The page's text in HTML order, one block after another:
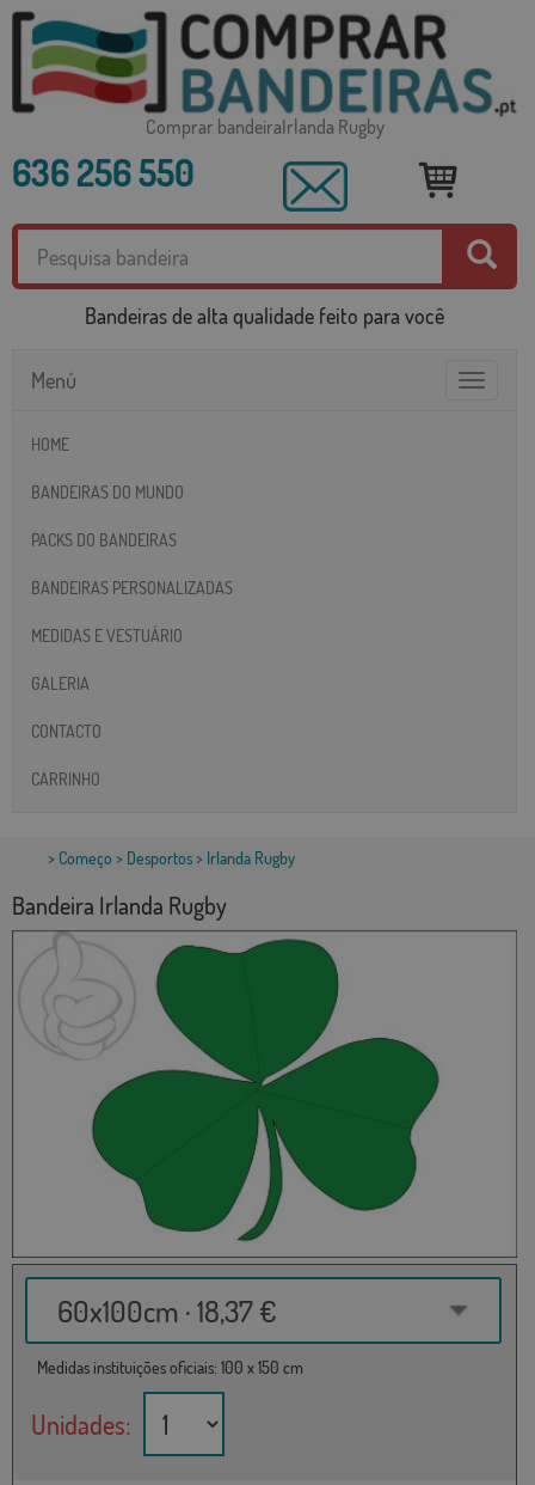
Comprar bandeiraIrlanda Rugby
636 256 550
Bandeiras de alta qualidade feito para você
Toggle
Menú
HOME
BANDEIRAS DO MUNDO
PACKS DO BANDEIRAS
BANDEIRAS PERSONALIZADAS
MEDIDAS E VESTUÁRIO
GALERIA
CONTACTO
CARRINHO
> Começo > Desportos> Irlanda Rugby
Bandeira Irlanda Rugby
60x100cm · 18,37 €
Medidas instituições oficiais: 100 x 150 cm
Unidades: